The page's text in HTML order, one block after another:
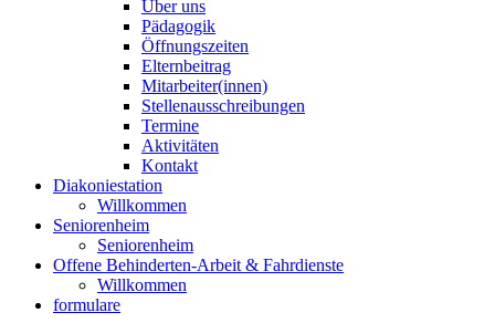
Über uns
Pädagogik
Öffnungszeiten
Elternbeitrag
Mitarbeiter(innen)
Stellenausschreibungen
Termine
Aktivitäten
Kontakt
Diakoniestation
Willkommen
Seniorenheim
Seniorenheim
Offene Behinderten-Arbeit & Fahrdienste
Willkommen
formulare